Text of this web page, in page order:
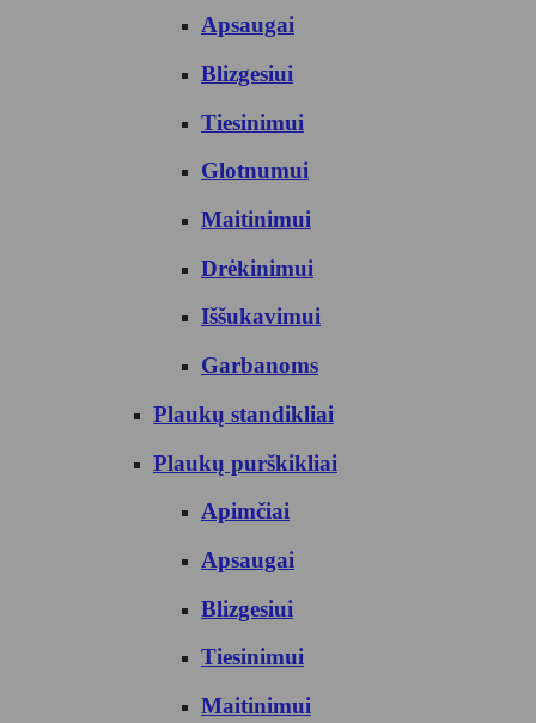
Apsaugai
Blizgesiui
Tiesinimui
Glotnumui
Maitinimui
Drėkinimui
Iššukavimui
Garbanoms
Plaukų standikliai
Plaukų purškikliai
Apimčiai
Apsaugai
Blizgesiui
Tiesinimui
Maitinimui